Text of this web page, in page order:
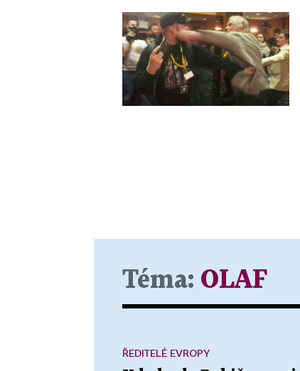
Téma: OLAF
ŘEDITELÉ EVROPY